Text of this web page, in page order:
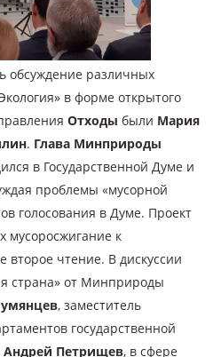
обсуждение различных
в форме открытого
Отходы были Мария
. Глава Минприроды
в Государственной Думе и
проблемы «мусорной
голосования в Думе. Проект
мусоросжигание к
второе чтение. В дискуссии
страна» от Минприроды
, заместитель
государственной
Андрей Петрищев, в сфере